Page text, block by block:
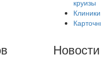
круизы
Клиники
Новости